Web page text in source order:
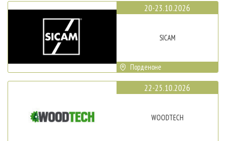
20-23.10.2026
SICAM
Порденоне
22-25.10.2026
WOODTECH